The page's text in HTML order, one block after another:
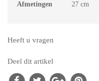
Afmetingen
27 cm
Heeft u vragen
Deel dit artikel